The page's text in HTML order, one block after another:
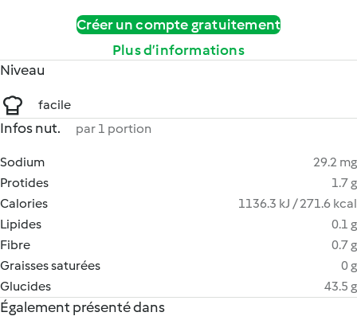
Créer un compte gratuitement
Plus d’informations
Niveau
facile
Infos nut. par 1 portion
Sodium
29.2 mg
Protides
1.7 g
Calories
1136.3 kJ / 271.6 kcal
Lipides
0.1 g
Fibre
0.7 g
Graisses saturées
0 g
Glucides
43.5 g
Également présenté dans